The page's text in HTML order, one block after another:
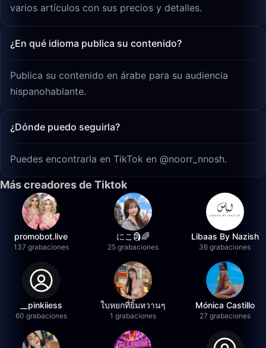
varios artículos con sus precios y detalles.
¿En qué idioma publica su contenido?
Publica su contenido en árabe para su audiencia
hispanohablante.
¿Dónde puedo seguirla?
Puedes encontrarla en TikTok en @noorr_nnosh.
Más creadores de Tiktok
promobot.live
137 grabaciones
にこ🗿🌈
25 grabaciones
Libaas By Nazish
36 grabaciones
__pinkiiess
60 grabaciones
ใบหยกที่ยิ้มหวานๆ
1 grabaciones
Mónica Castillo
27 grabaciones